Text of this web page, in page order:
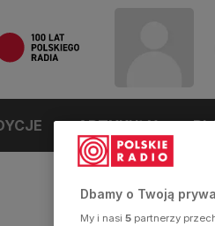
ARTYKUŁY
Dbamy o Twoją
My i nasi 5 partnerzy